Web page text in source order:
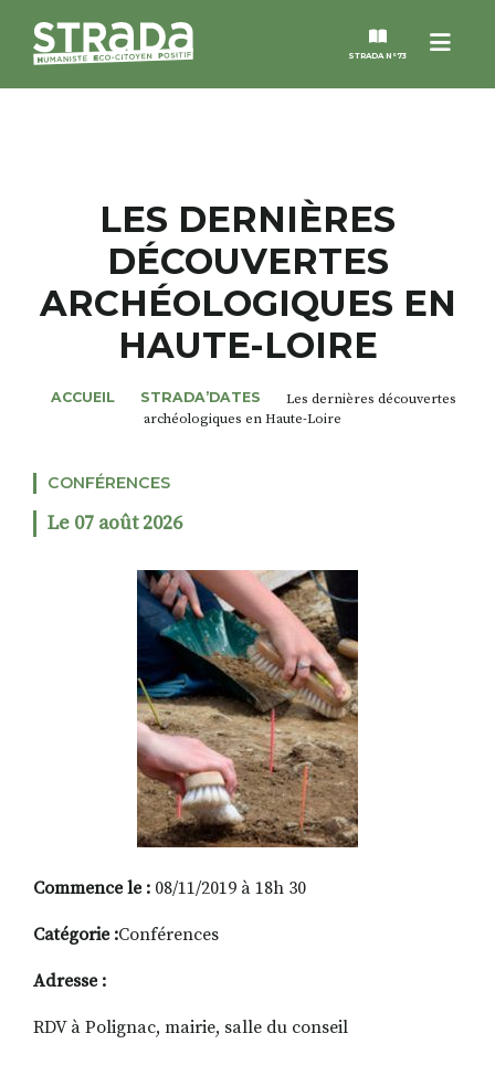
Menu
STRADA N°73
MAGAZINES
NOS THÈMES
STRADA’DATES
ALTER STRADA
RECHERCHER
S'ABONNER
S'INSCRIRE À LA NEWSLETTER
FACEBOOKINSTAGRAM
LINKEDINYOUTUBE
LES DERNIÈRES
DÉCOUVERTES
ARCHÉOLOGIQUES EN
HAUTE-LOIRE
ACCUEIL STRADA’DATES
Les dernières découvertes
archéologiques en Haute-Loire
CONFÉRENCES
Le 07 août 2026
Commence le : 08/11/2019 à 18h 30
Catégorie :Conférences
Adresse :
RDV à Polignac, mairie, salle du conseil